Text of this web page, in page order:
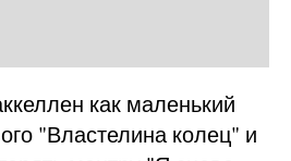
как маленький
"Властелина колец" и